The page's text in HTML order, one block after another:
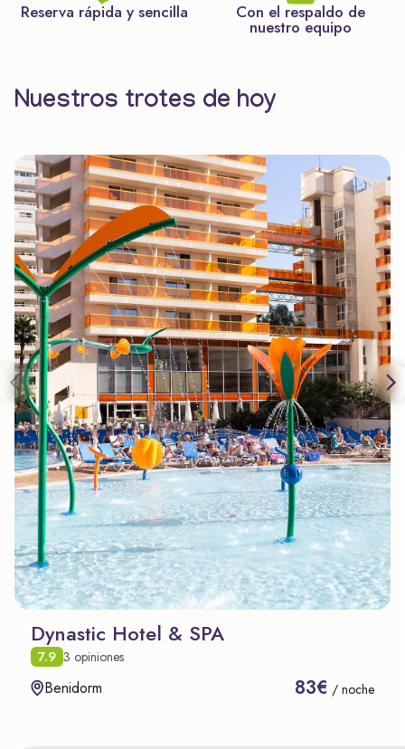
Reserva rápida y sencilla Con el respaldo de
nuestro equipo
Nuestros trotes de hoy
Dynastic Hotel & SPA
7.9 3 opiniones
Benidorm 83€ / noche